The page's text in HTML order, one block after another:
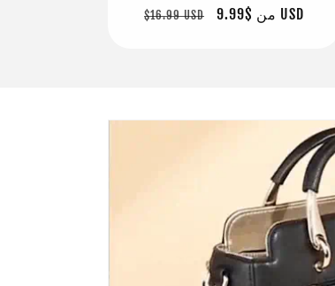
سعر
$16.99 USD
سعر
من $9.99 USD